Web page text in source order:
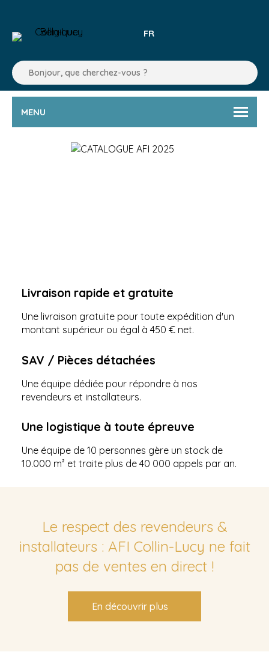
FR
MENU
Livraison rapide et gratuite
Une livraison gratuite pour toute expédition d'un
montant supérieur ou égal à 450 € net.
SAV / Pièces détachées
Une équipe dédiée pour répondre à nos
revendeurs et installateurs.
Une logistique à toute épreuve
Une équipe de 10 personnes gère un stock de
10.000 m² et traite plus de 40 000 appels par an.
Le respect des revendeurs &
installateurs : AFI Collin-Lucy ne fait
pas de ventes en direct !
En découvrir plus